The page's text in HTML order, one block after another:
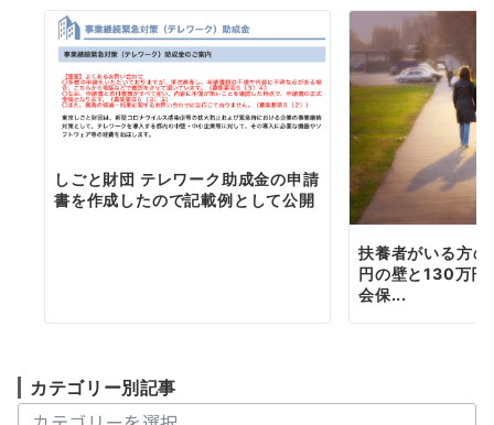
しごと財団 テレワーク助成金の申請
書を作成したので記載例として公開
扶養者がいる方
円の壁と130万円
会保...
カテゴリー別記事